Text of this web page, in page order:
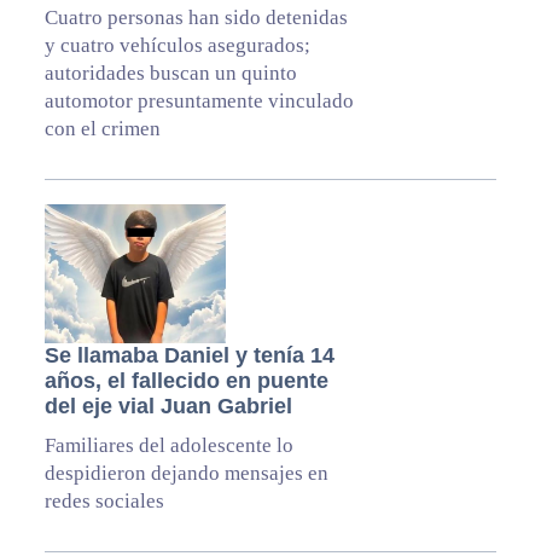
Cuatro personas han sido detenidas
y cuatro vehículos asegurados;
autoridades buscan un quinto
automotor presuntamente vinculado
con el crimen
Se llamaba Daniel y tenía 14
años, el fallecido en puente
del eje vial Juan Gabriel
Familiares del adolescente lo
despidieron dejando mensajes en
redes sociales